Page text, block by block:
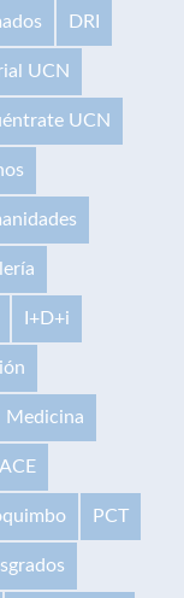
DRI
UCN
UCN
I+D+i
Medicina
PCT